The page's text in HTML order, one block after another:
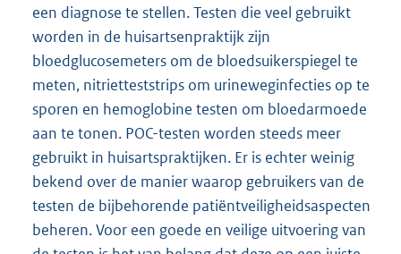
een diagnose te stellen. Testen die veel gebruikt
worden in de huisartsenpraktijk zijn
bloedglucosemeters om de bloedsuikerspiegel te
meten, nitrietteststrips om urineweginfecties op te
sporen en hemoglobine testen om bloedarmoede
aan te tonen. POC-testen worden steeds meer
gebruikt in huisartspraktijken. Er is echter weinig
bekend over de manier waarop gebruikers van de
testen de bijbehorende patiëntveiligheidsaspecten
beheren. Voor een goede en veilige uitvoering van